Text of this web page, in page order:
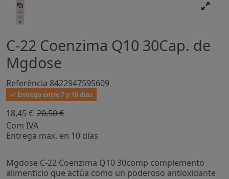
C-22 Coenzima Q10 30Cap. de
Mgdose
Referência 8422947595609
Entrega entre 7 y 10 dias
18,45 € 20,50 €
Com IVA
Entrega max. en 10 días
Mgdose C-22 Coenzima Q10 30comp complemento
alimenticio que actúa como un poderoso antioxidante